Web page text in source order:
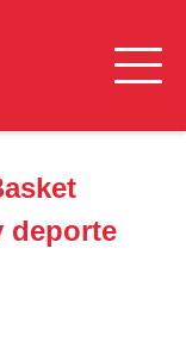
deporte